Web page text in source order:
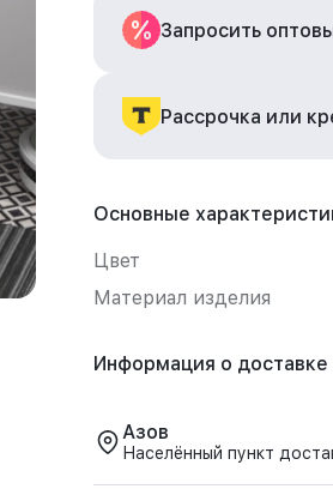
Запросить
Рассрочка или
Основные
Цвет
Материал изделия
Информация о доставке
Азов
Населённый пункт